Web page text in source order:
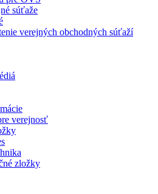
súťaže
verejných obchodných súťaží
verejnosť
zložky